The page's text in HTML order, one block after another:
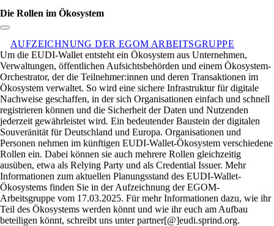
Die Rollen im Ökosystem
Link zum Abschnitt kopieren:
AUFZEICHNUNG DER EGOM ARBEITSGRUPPE
Um die EUDI-Wallet entsteht ein Ökosystem aus Unternehmen,
Verwaltungen, öffentlichen Aufsichtsbehörden und einem Ökosystem-
Orchestrator, der die Teilnehmer:innen und deren Transaktionen im
Ökosystem verwaltet. So wird eine sichere Infrastruktur für digitale
Nachweise geschaffen, in der sich Organisationen einfach und schnell
registrieren können und die Sicherheit der Daten und Nutzenden
jederzeit gewährleistet wird. Ein bedeutender Baustein der digitalen
Souveränität für Deutschland und Europa. Organisationen und
Personen nehmen im künftigen EUDI-Wallet-Ökosystem verschiedene
Rollen ein. Dabei können sie auch mehrere Rollen gleichzeitig
ausüben, etwa als Relying Party und als Credential Issuer. Mehr
Informationen zum aktuellen Planungsstand des EUDI-Wallet-
Ökosystems finden Sie in der Aufzeichnung der EGOM-
Arbeitsgruppe vom 17.03.2025. Für mehr Informationen dazu, wie ihr
Teil des Ökosystems werden könnt und wie ihr euch am Aufbau
beteiligen könnt, schreibt uns unter partner[@]eudi.sprind.org.